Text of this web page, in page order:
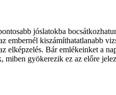
jóslatokba
kiszámíthatatlanabb
Bár emlékeinket a
gyökerezik ez az előre